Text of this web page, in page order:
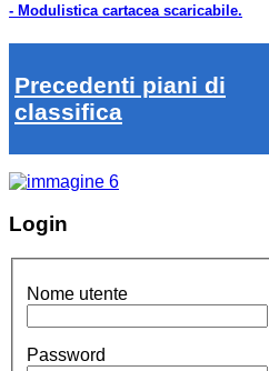
- Modulistica cartacea scaricabile.
Precedenti piani di
classifica
Login
Nome utente
Password